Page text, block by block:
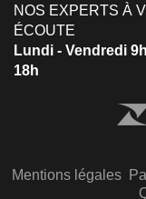
NOS EXPERTS À
ÉCOUTE
Lundi - Vendredi
18h
Mentions légales